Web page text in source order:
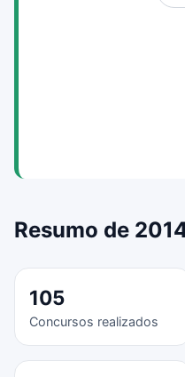
Resumo de
105
Concursos realizados